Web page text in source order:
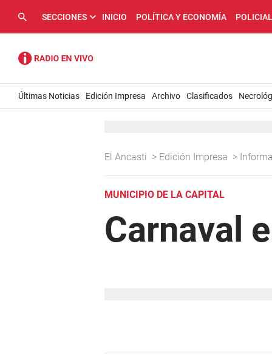
SECCIONES INICIO POLÍTICA Y ECONOMÍA
Últimas Noticias Edición Impresa Archivo Clasificados
El Ancasti > Edición Impresa >
MUNICIPIO DE LA CAPITAL
Carnaval